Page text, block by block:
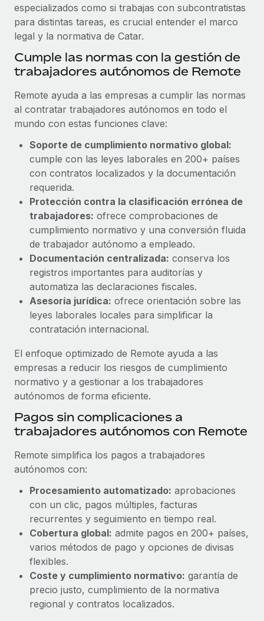
y cumplimiento normativo.
Comprobaciones de antecedentes
Cumplimiento normativo
normativo.
Gestión de dispositivos
Proporciona dispositivos tecnológicos y contrólalos
en todo el mundo.
Apertura de entidades
Abre entidades conforme a la legalidad enseguida.
Movilidad y reubicación
Reubica a los empleados con facilidad.
Prestaciones
Gestiona las prestaciones de los empleados sin
complicaciones.
BLOG
Nómina global
EOR y PEO
Impuestos
BLOG
Novedades de producto de Remote:
Integraciones con Gusto y Xero y Contractor
Management Plus
La misión de Remote sigue siendo ayudar a empresas de
todos los tamaños a contratar, gestionar y...
Más información
Pento se convierte en un empleador equitativo
con Remote
Gestionar las nóminas internamente es complicado. Tardas
semanas en hacerlo manualmente y, al mes...
Más información
especializados como si trabajas con subcontratistas
para distintas tareas, es crucial entender el marco
legal y la normativa de Catar.
Cumple las normas con la gestión de
trabajadores autónomos de Remote
Remote ayuda a las empresas a cumplir las normas
al contratar trabajadores autónomos en todo el
mundo con estas funciones clave:
Soporte de cumplimiento normativo global:
cumple con las leyes laborales en 200+ países
con contratos localizados y la documentación
requerida.
Protección contra la clasificación errónea de
trabajadores: ofrece comprobaciones de
cumplimiento normativo y una conversión fluida
de trabajador autónomo a empleado.
Documentación centralizada: conserva los
registros importantes para auditorías y
automatiza las declaraciones fiscales.
Asesoría jurídica: ofrece orientación sobre las
leyes laborales locales para simplificar la
contratación internacional.
El enfoque optimizado de Remote ayuda a las
empresas a reducir los riesgos de cumplimiento
normativo y a gestionar a los trabajadores
autónomos de forma eficiente.
Pagos sin complicaciones a
trabajadores autónomos con Remote
Remote simplifica los pagos a trabajadores
autónomos con:
Procesamiento automatizado: aprobaciones
con un clic, pagos múltiples, facturas
recurrentes y seguimiento en tiempo real.
Cobertura global: admite pagos en 200+ países,
varios métodos de pago y opciones de divisas
flexibles.
Coste y cumplimiento normativo: garantía de
precio justo, cumplimiento de la normativa
regional y contratos localizados.